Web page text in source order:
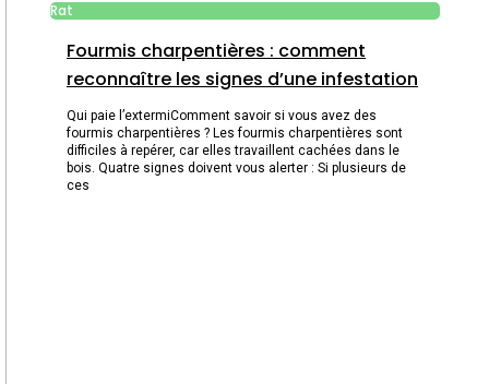
Rat
Fourmis charpentières : comment
reconnaître les signes d’une infestation
Qui paie l’extermiComment savoir si vous avez des
fourmis charpentières ? Les fourmis charpentières sont
difficiles à repérer, car elles travaillent cachées dans le
bois. Quatre signes doivent vous alerter : Si plusieurs de
ces